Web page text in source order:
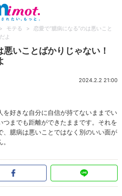
> モテる >
恋愛で“臆病になる”のは悪いこと
よ
いことばかりじゃない！
2024.2.2 21:00
を好きな自分に自信が持てないままでい
つまでも距離ができたままです。それを
臆病は悪いことではなく別のいい面が